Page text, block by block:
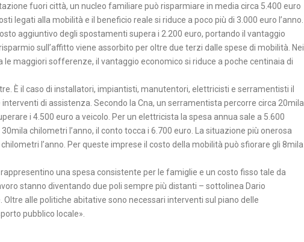
fuori città, un nucleo familiare può risparmiare in media circa 5.400 euro
legati alla mobilità e il beneficio reale si riduce a poco più di 3.000 euro l’anno.
aggiuntivo degli spostamenti supera i 2.200 euro, portando il vantaggio
sull’affitto viene assorbito per oltre due terzi dalle spese di mobilità. Nei
maggiori sofferenze, il vantaggio economico si riduce a poche centinaia di
È il caso di installatori, impiantisti, manutentori, elettricisti e serramentisti il
di assistenza. Secondo la Cna, un serramentista percorre circa 20mila
i 4.500 euro a veicolo. Per un elettricista la spesa annua sale a 5.600
chilometri l’anno, il conto tocca i 6.700 euro. La situazione più onerosa
l’anno. Per queste imprese il costo della mobilità può sfiorare gli 8mila
una spesa consistente per le famiglie e un costo fisso tale da
stanno diventando due poli sempre più distanti – sottolinea Dario
alle politiche abitative sono necessari interventi sul piano delle
pubblico locale».